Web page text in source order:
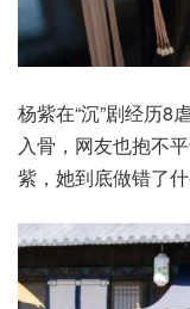
杨紫在“沉”剧经历8
入骨，网友也抱不
紫，她到底做错了